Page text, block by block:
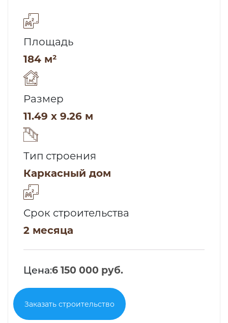
Площадь
184 м²
Размер
11.49 x 9.26 м
Тип строения
Каркасный дом
Срок строительства
2 месяца
Цена:6 150 000 руб.
Заказать строительство